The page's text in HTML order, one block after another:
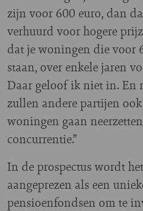
zijn voor 600 euro, dan
verhuurd voor hogere
dat je woningen die voor
staan, over enkele jaren
Daar geloof ik niet in. En
zullen andere partijen
woningen gaan
concurrentie.”
In de prospectus wordt
aangeprezen als een
pensioenfondsen om te